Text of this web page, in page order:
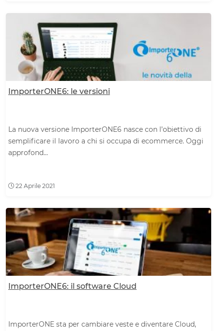
ImporterONE6: le versioni
La nuova versione ImporterONE6 nasce con l’obiettivo di
semplificare il lavoro a chi si occupa di ecommerce. Oggi
approfond...
22 Aprile 2021
ImporterONE6: il software Cloud
ImporterONE sta per cambiare veste e diventare Cloud,